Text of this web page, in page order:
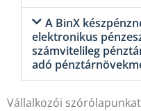
A BinX
elektronikus
számvitelileg
adó
Vállalkozói